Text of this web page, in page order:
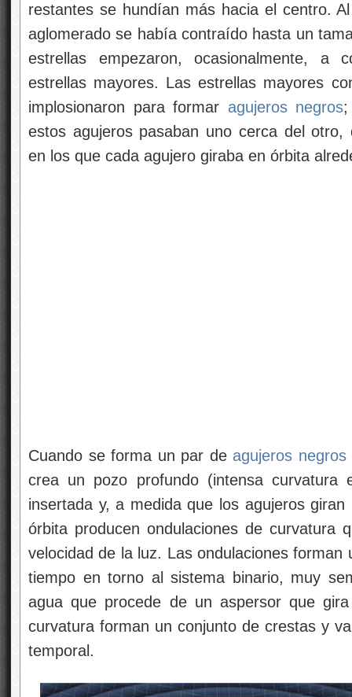
restantes se hundían más hacia el centro.
aglomerado se había contraído hasta un
estrellas empezaron, ocasionalmente, a
estrellas mayores. Las estrellas mayores
implosionaron para formar agujeros negros;
estos agujeros pasaban uno cerca del otro,
en los que cada agujero giraba en órbita
Cuando se forma un par de agujeros negros
crea un pozo profundo (intensa curvatura
insertada y, a medida que los agujeros
órbita producen ondulaciones de curvatura
velocidad de la luz. Las ondulaciones
tiempo en torno al sistema binario, muy
agua que procede de un aspersor que
curvatura forman un conjunto de crestas y
temporal.